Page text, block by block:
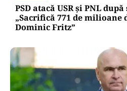
PSD atacă USR și PNL
„Sacrifică 771 de milioane
Dominic Fritz”